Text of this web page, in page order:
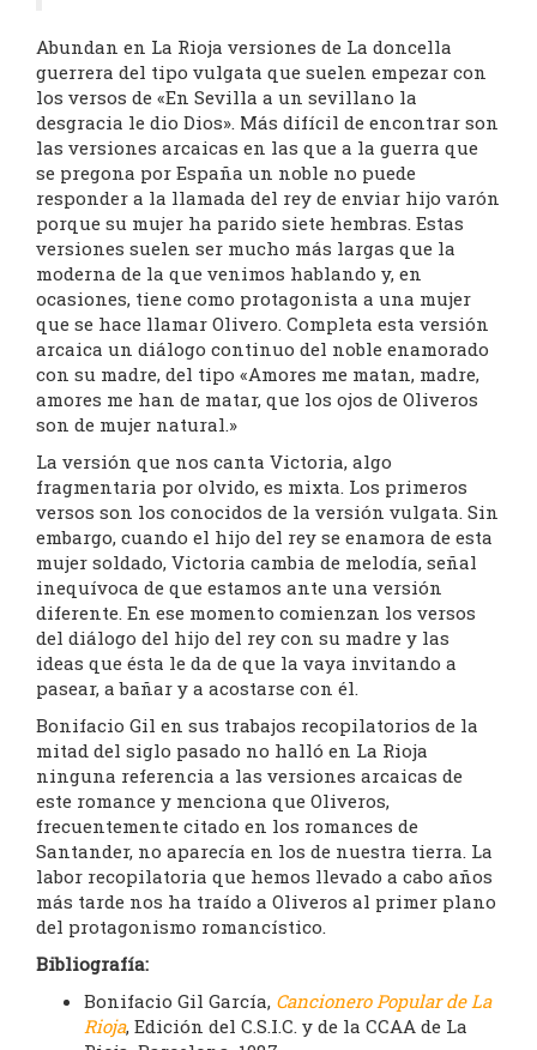
Abundan en La Rioja versiones de La doncella
guerrera del tipo vulgata que suelen empezar con
los versos de «En Sevilla a un sevillano la
desgracia le dio Dios». Más difícil de encontrar son
las versiones arcaicas en las que a la guerra que
se pregona por España un noble no puede
responder a la llamada del rey de enviar hijo varón
porque su mujer ha parido siete hembras. Estas
versiones suelen ser mucho más largas que la
moderna de la que venimos hablando y, en
ocasiones, tiene como protagonista a una mujer
que se hace llamar Olivero. Completa esta versión
arcaica un diálogo continuo del noble enamorado
con su madre, del tipo «Amores me matan, madre,
amores me han de matar, que los ojos de Oliveros
son de mujer natural.»
La versión que nos canta Victoria, algo
fragmentaria por olvido, es mixta. Los primeros
versos son los conocidos de la versión vulgata. Sin
embargo, cuando el hijo del rey se enamora de esta
mujer soldado, Victoria cambia de melodía, señal
inequívoca de que estamos ante una versión
diferente. En ese momento comienzan los versos
del diálogo del hijo del rey con su madre y las
ideas que ésta le da de que la vaya invitando a
pasear, a bañar y a acostarse con él.
Bonifacio Gil en sus trabajos recopilatorios de la
mitad del siglo pasado no halló en La Rioja
ninguna referencia a las versiones arcaicas de
este romance y menciona que Oliveros,
frecuentemente citado en los romances de
Santander, no aparecía en los de nuestra tierra. La
labor recopilatoria que hemos llevado a cabo años
más tarde nos ha traído a Oliveros al primer plano
del protagonismo romancístico.
Bibliografía:
Bonifacio Gil García, Cancionero Popular de La
Rioja, Edición del C.S.I.C. y de la CCAA de La